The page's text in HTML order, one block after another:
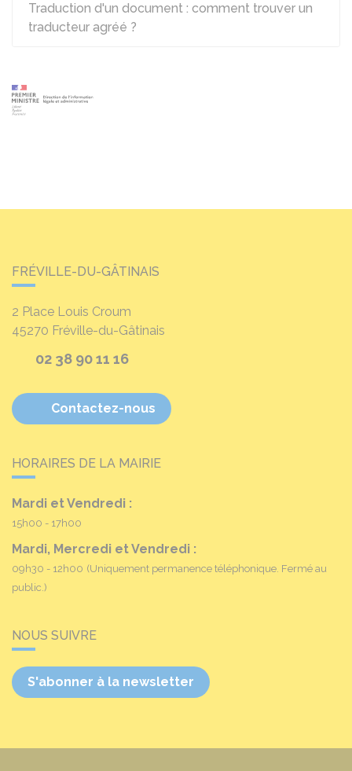
Traduction d'un document : comment trouver un
traducteur agréé ?
FRÉVILLE-DU-GÂTINAIS
2 Place Louis Croum
45270 Fréville-du-Gâtinais
02 38 90 11 16
Contactez-nous
HORAIRES DE LA MAIRIE
Mardi et Vendredi :
15h00 - 17h00
Mardi, Mercredi et Vendredi :
09h30 - 12h00 (Uniquement permanence téléphonique. Fermé au
public.)
NOUS SUIVRE
S'abonner à la newsletter